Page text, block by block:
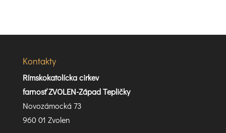
Kontakty
Rímskokatolícka cirkev
farnosť ZVOLEN-Západ Tepličky
Novozámocká 73
960 01 Zvolen